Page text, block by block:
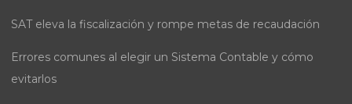
SAT eleva la fiscalización y rompe metas de recaudación
Errores comunes al elegir un Sistema Contable y cómo
evitarlos